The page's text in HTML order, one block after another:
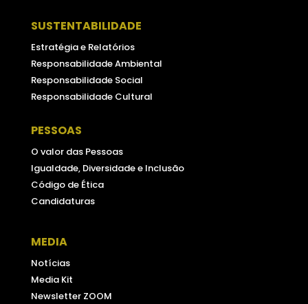
SUSTENTABILIDADE
Estratégia e Relatórios
Responsabilidade Ambiental
Responsabilidade Social
Responsabilidade Cultural
PESSOAS
O valor das Pessoas
Igualdade, Diversidade e Inclusão
Código de Ética
Candidaturas
MEDIA
Notícias
Media Kit
Newsletter ZOOM